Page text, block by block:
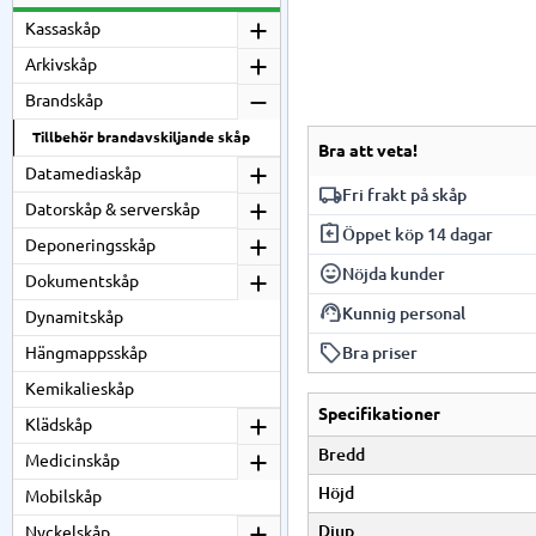
Bra att veta!
local_shippingFri frakt på skåp
Vi har fri frakt på alla
beroende på
assignment_returnÖppet köp 14 dagar
Du har 14 dagars
sentiment_very_satisfiedNöjda kunder
Vi är stolta över våra
support_agentKunnig personal
Vår personal har
local_offerBra priser
Vi erbjuder
Specifikationer
Bredd
Höjd
Djup
Kassaskåp
Arkivskåp
Brandskåp
Tillbehör brandavskiljande skåp
Datamediaskåp
Datorskåp & serverskåp
Deponeringsskåp
Dokumentskåp
Dynamitskåp
Hängmappsskåp
Kemikalieskåp
Klädskåp
Medicinskåp
Mobilskåp